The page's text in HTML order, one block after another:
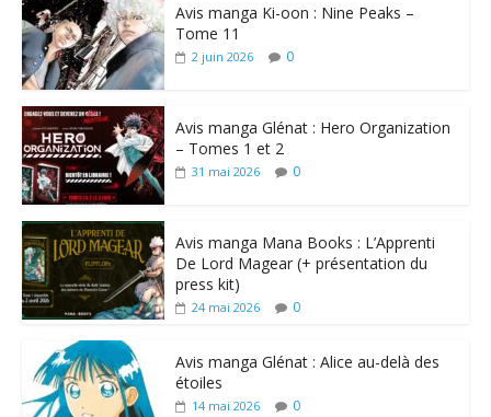
Avis manga Ki-oon : Nine Peaks –
Tome 11
2 juin 2026 0
Avis manga Glénat : Hero Organization
– Tomes 1 et 2
31 mai 2026 0
Avis manga Mana Books : L’Apprenti
De Lord Magear (+ présentation du
press kit)
24 mai 2026 0
Avis manga Glénat : Alice au-delà des
étoiles
14 mai 2026 0